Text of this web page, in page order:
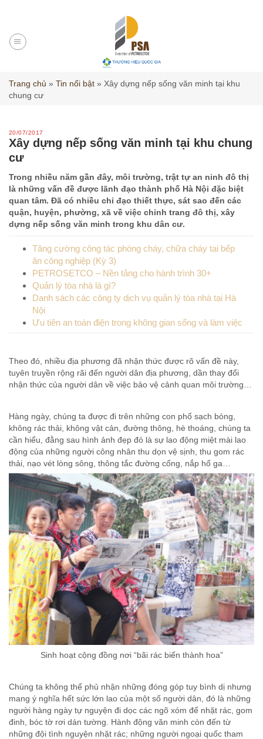
content
Trang chủ » Tin nổi bật » Xây dựng nếp sống văn minh tại khu
chung cư
20/07/2017
Xây dựng nếp sống văn minh tại khu chung
cư
Trong nhiều năm gần đây, môi trường, trật tự an ninh đô thị
là những vấn đề được lãnh đạo thành phố Hà Nội đặc biệt
quan tâm. Đã có nhiều chỉ đạo thiết thực, sát sao đến các
quận, huyện, phường, xã về việc chỉnh trang đô thị, xây
dựng nếp sống văn minh trong khu dân cư.
Tăng cường công tác phòng cháy, chữa cháy tại bếp
ăn công nghiệp (Kỳ 3)
PETROSETCO – Nền tảng cho hành trình 30+
Quản lý tòa nhà là gì?
Danh sách các công ty dịch vụ quản lý tòa nhà tại Hà
Nội
Ưu tiên an toàn điện trong không gian sống và làm việc
Theo đó, nhiều địa phương đã nhận thức được rõ vấn đề này,
tuyên truyền rộng rãi đến người dân địa phương, dần thay đổi
nhận thức của người dân về việc bảo vệ cảnh quan môi trường…
Hàng ngày, chúng ta được đi trên những con phố sạch bóng,
không rác thải, không vật cản, đường thông, hè thoáng, chúng ta
cần hiểu, đằng sau hình ảnh đẹp đó là sự lao động miệt mài lao
động của những người công nhân thu dọn vệ sịnh, thu gom rác
thải, nạo vét lòng sông, thông tắc đường cống, nắp hố ga…
Sinh hoạt cộng đồng nơi “bãi rác biến thành hoa”
Chúng ta không thể phủ nhận những đóng góp tuy bình dị nhưng
mang ý nghĩa hết sức lớn lao của một số người dân, đó là những
người hàng ngày tự nguyện đi dọc các ngõ xóm để nhặt rác, gom
đinh, bóc tờ rơi dán tường. Hành động văn minh còn đến từ
những đội tình nguyện nhặt rác; những người ngoại quốc tham